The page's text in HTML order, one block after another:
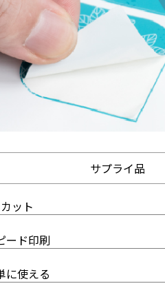
サプライ品
ット
ード印刷
に使える